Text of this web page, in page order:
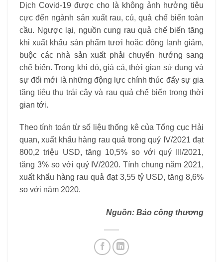
Dịch Covid-19 được cho là không ảnh hưởng tiêu
cực đến ngành sản xuất rau, củ, quả chế biến toàn
cầu. Ngược lại, nguồn cung rau quả chế biến tăng
khi xuất khẩu sản phẩm tươi hoặc đông lạnh giảm,
buộc các nhà sản xuất phải chuyển hướng sang
chế biến. Trong khi đó, giá cả, thời gian sử dụng và
sự đổi mới là những động lực chính thúc đẩy sự gia
tăng tiêu thụ trái cây và rau quả chế biến trong thời
gian tới.
Theo tính toán từ số liệu thống kê của Tổng cục Hải
quan, xuất khẩu hàng rau quả trong quý IV/2021 đạt
800,2 triệu USD, tăng 10,5% so với quý III/2021,
tăng 3% so với quý IV/2020. Tính chung năm 2021,
xuất khẩu hàng rau quả đạt 3,55 tỷ USD, tăng 8,6%
so với năm 2020.
Nguồn: Báo công thương